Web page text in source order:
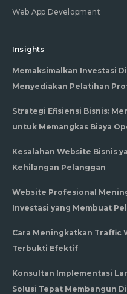
Web App Development
Insights
Memaksimalkan Investasi
Menyediakan Pelatihan
Strategi Efisiensi Bisnis:
untuk Memangkas Biaya
Kesalahan Website Bisnis
Kehilangan Pelanggan
Website Profesional
Investasi yang Membuat
Cara Meningkatkan Traffic
Terbukti Efektif
Konsultan Implementasi
Solusi Tepat Membangun